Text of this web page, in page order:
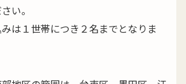
い。
は１世帯につき２名までとなりま